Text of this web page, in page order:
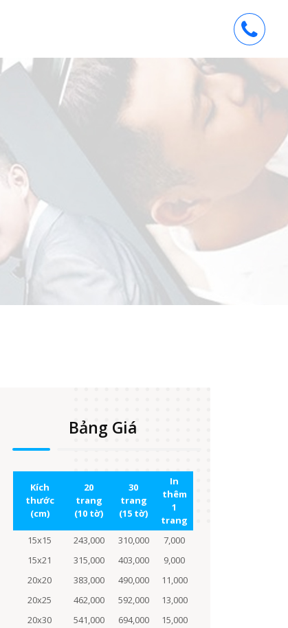
Bảng Giá
Kích
thước
(cm)
20
trang
(10 tờ)
30
trang
(15 tờ)
In
thêm
1
trang
15x15
243,000 310,000
7,000
15x21
315,000 403,000
9,000
20x20
383,000 490,000
11,000
20x25
462,000 592,000
13,000
20x30
541,000 694,000
15,000